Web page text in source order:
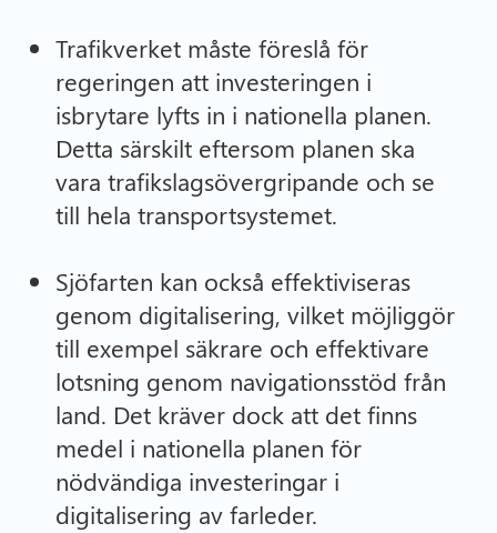
Trafikverket måste föreslå för
regeringen att investeringen i
isbrytare lyfts in i nationella planen.
Detta särskilt eftersom planen ska
vara trafikslagsövergripande och se
till hela transportsystemet.
Sjöfarten kan också effektiviseras
genom digitalisering, vilket möjliggör
till exempel säkrare och effektivare
lotsning genom navigationsstöd från
land. Det kräver dock att det finns
medel i nationella planen för
nödvändiga investeringar i
digitalisering av farleder.